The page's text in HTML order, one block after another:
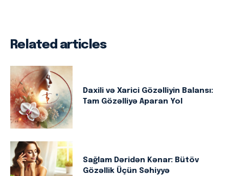
Related articles
Daxili və Xarici Gözəlliyin Balansı:
Tam Gözəlliyə Aparan Yol
Sağlam Dəridən Kənar: Bütöv
Gözəllik Üçün Səhiyyə